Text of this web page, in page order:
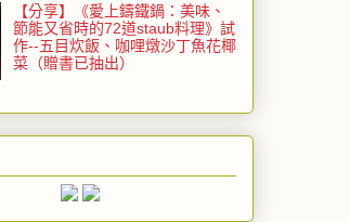
【分享】《愛上鑄鐵鍋：美味、
節能又省時的72道staub料理》試
作--五目炊飯、咖哩燉沙丁魚花椰
菜（贈書已抽出）